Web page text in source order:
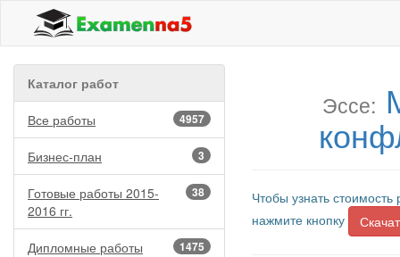
Каталог работ
4957
Все работы
3
Бизнес-план
38
Готовые работы 2015-
2016 гг.
1475
Дипломные работы
Эссе:
Чтобы узнать
нажмите кнопку